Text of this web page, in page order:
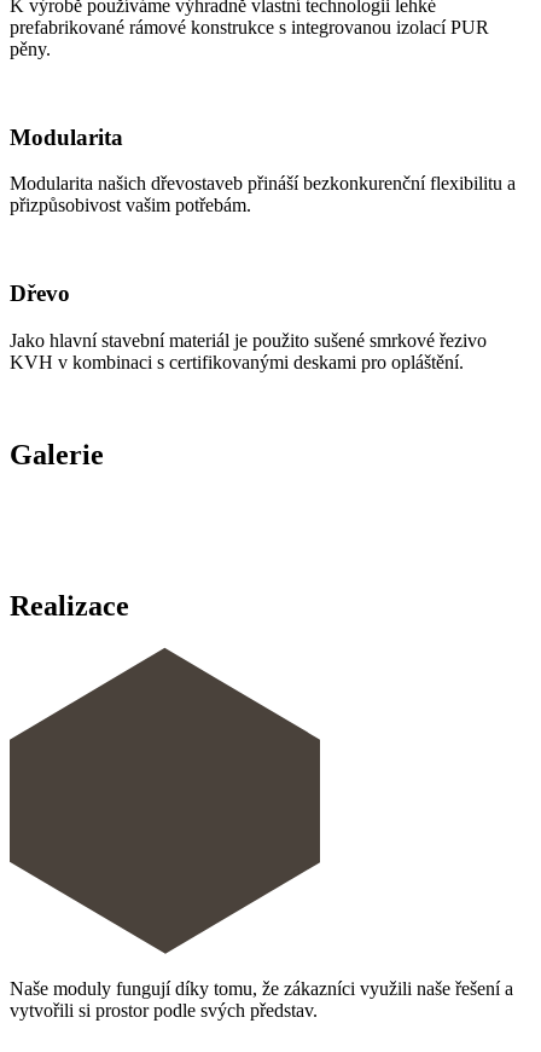
K výrobě používáme výhradně vlastní technologii lehké
prefabrikované rámové konstrukce s integrovanou izolací PUR
pěny.
Modularita
Modularita našich dřevostaveb přináší bezkonkurenční flexibilitu a
přizpůsobivost vašim potřebám.
Dřevo
Jako hlavní stavební materiál je použito sušené smrkové řezivo
KVH v kombinaci s certifikovanými deskami pro opláštění.
Galerie
Realizace
Naše moduly fungují díky tomu, že zákazníci využili naše řešení a
vytvořili si prostor podle svých představ.